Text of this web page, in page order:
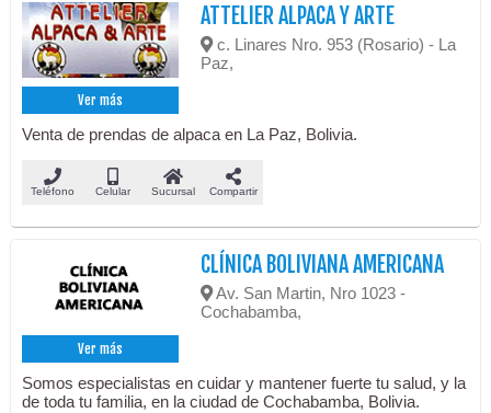
Ver más
ATTELIER ALPACA Y ARTE
c. Linares Nro. 953 (Rosario) - La
Paz,
Venta de prendas de alpaca en La Paz, Bolivia.
Teléfono Celular Sucursal Compartir
Ver más
CLÍNICA BOLIVIANA AMERICANA
Av. San Martin, Nro 1023 -
Cochabamba,
Somos especialistas en cuidar y mantener fuerte tu salud, y la
de toda tu familia, en la ciudad de Cochabamba, Bolivia.